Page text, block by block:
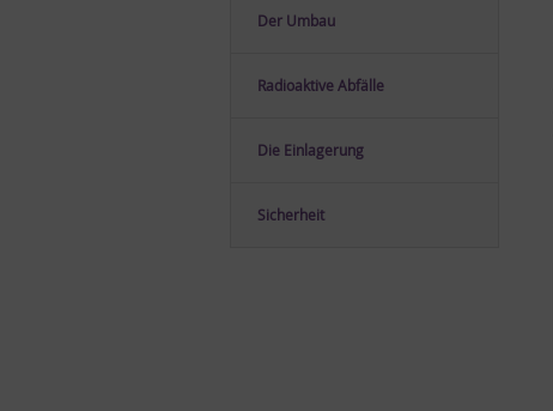
Der Um­bau
Ra­dio­ak­ti­ve Ab­fäl­le
Die Ein­la­ge­rung
Si­cher­heit